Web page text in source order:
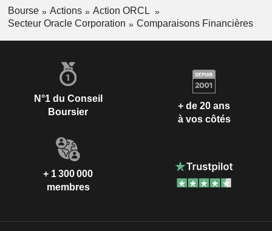
Bourse Actions
Action ORCL
Secteur Oracle Corporation
Comparaisons Financières
N°1 du Conseil
Boursier
+ de 20 ans
à vos côtés
+ 1 300 000
membres